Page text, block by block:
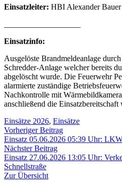
Einsatzleiter: HBI Alexander Bauer
Einsatzinfo:
Ausgelöste Brandmeldeanlage
Schredder-Anlage welcher bereits
abgelöscht wurde. Die Feuerwehr
alarmierte zuständige
Nachkontrolle mit
anschließend die Einsatzbereitschaft
Einsätze 2026, Einsätze
Beitragsnavigation
Vorheriger BeitragVorheriger
Beitrag:
Einsatz 05.06.2026 05:39 Uhr:
Nächster BeitragNächster
Beitrag:
Einsatz 27.06.2026 13:05 Uhr:
Schnellstraße
Zur Übersicht